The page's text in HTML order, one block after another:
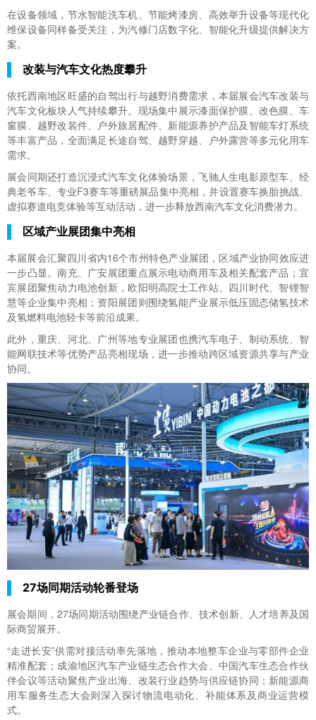
在设备领域，节水智能洗车机、节能烤漆房、高效举升设备等现代化
维保设备同样备受关注，为汽修门店数字化、智能化升级提供解决方
案。
改装与汽车文化热度攀升
依托西南地区旺盛的自驾出行与越野消费需求，本届展会汽车改装与
汽车文化板块人气持续攀升。现场集中展示漆面保护膜、改色膜、车
窗膜、越野改装件、户外旅居配件、新能源养护产品及智能车灯系统
等丰富产品，全面满足长途自驾、越野穿越、户外露营等多元化用车
需求。
展会同期还打造沉浸式汽车文化体验场景，飞驰人生电影原型车、经
典老爷车、专业F3赛车等重磅展品集中亮相，并设置赛车换胎挑战、
虚拟赛道电竞体验等互动活动，进一步释放西南汽车文化消费潜力。
区域产业展团集中亮相
本届展会汇聚四川省内16个市州特色产业展团，区域产业协同效应进
一步凸显。南充、广安展团重点展示电动商用车及相关配套产品；宜
宾展团聚焦动力电池创新，欧阳明高院士工作站、四川时代、智锂智
慧等企业集中亮相；资阳展团则围绕氢能产业展示低压固态储氢技术
及氢燃料电池轻卡等前沿成果。
此外，重庆、河北、广州等地专业展团也携汽车电子、制动系统、智
能网联技术等优势产品亮相现场，进一步推动跨区域资源共享与产业
协同。
27场同期活动轮番登场
展会期间，27场同期活动围绕产业链合作、技术创新、人才培养及国
际商贸展开。
“走进长安”供需对接活动率先落地，推动本地整车企业与零部件企业
精准配套；成渝地区汽车产业链生态合作大会、中国汽车生态合作伙
伴会议等活动聚焦产业出海、改装行业趋势与供应链协同；新能源商
用车服务生态大会则深入探讨物流电动化、补能体系及商业运营模
式。